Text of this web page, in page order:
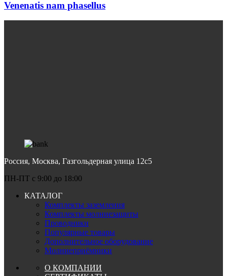
Venenatis nam phasellus
Россия, Москва, Газгольдерная улица 12с5
ПН-ПТ c 9:00 до 18:00
КАТАЛОГ
Комплекты заземления
Комплекты молниезащиты
Проводники
Популярные товары
Дополнительное оборудование
Молниеприёмники
О КОМПАНИИ